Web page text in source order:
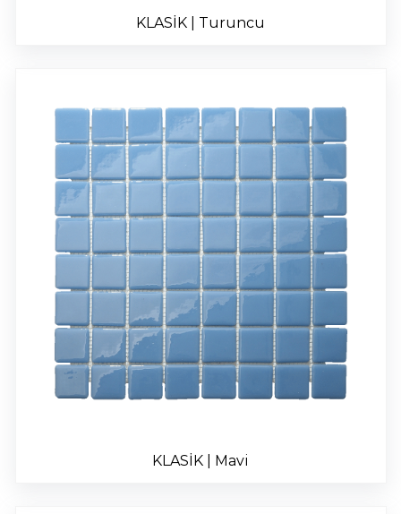
KLASİK | Turuncu
KLASİK | Mavi